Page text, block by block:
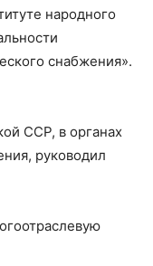
народного
снабжения».
ССР, в органах
руководил